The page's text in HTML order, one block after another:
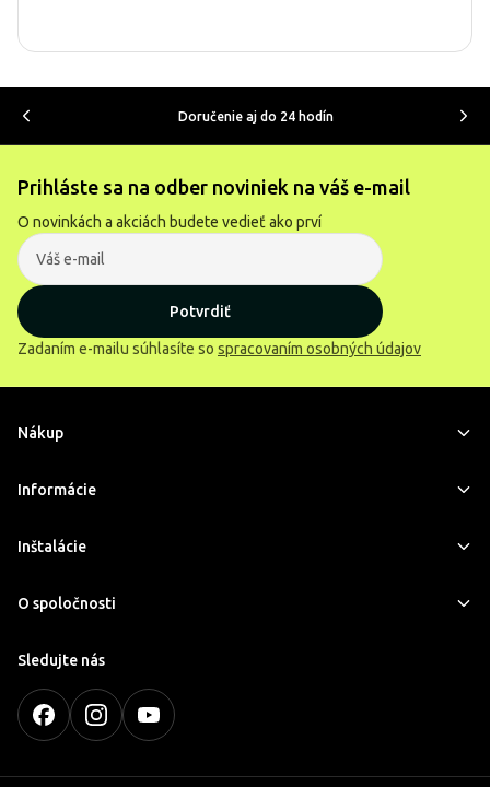
Doručenie aj do 24 hodín
Prihláste sa na odber noviniek na váš e-mail
O novinkách a akciách budete vedieť ako prví
Potvrdiť
Zadaním e-mailu súhlasíte so spracovaním osobných údajov
Nákup
Informácie
Inštalácie
O spoločnosti
Sledujte nás